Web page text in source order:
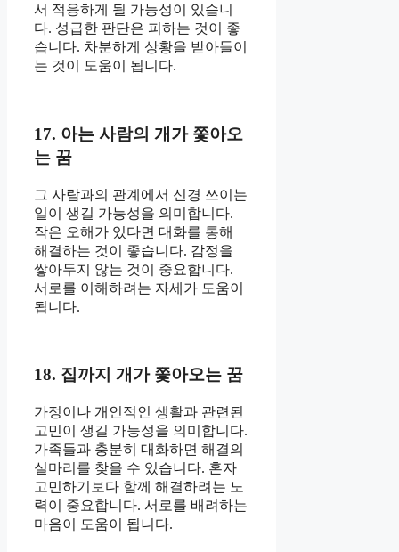
서 적응하게 될 가능성이 있습니
다. 성급한 판단은 피하는 것이 좋
습니다. 차분하게 상황을 받아들이
는 것이 도움이 됩니다.
17. 아는 사람의 개가 쫓아오
는 꿈
그 사람과의 관계에서 신경 쓰이는
일이 생길 가능성을 의미합니다.
작은 오해가 있다면 대화를 통해
해결하는 것이 좋습니다. 감정을
쌓아두지 않는 것이 중요합니다.
서로를 이해하려는 자세가 도움이
됩니다.
18. 집까지 개가 쫓아오는 꿈
가정이나 개인적인 생활과 관련된
고민이 생길 가능성을 의미합니다.
가족들과 충분히 대화하면 해결의
실마리를 찾을 수 있습니다. 혼자
고민하기보다 함께 해결하려는 노
력이 중요합니다. 서로를 배려하는
마음이 도움이 됩니다.